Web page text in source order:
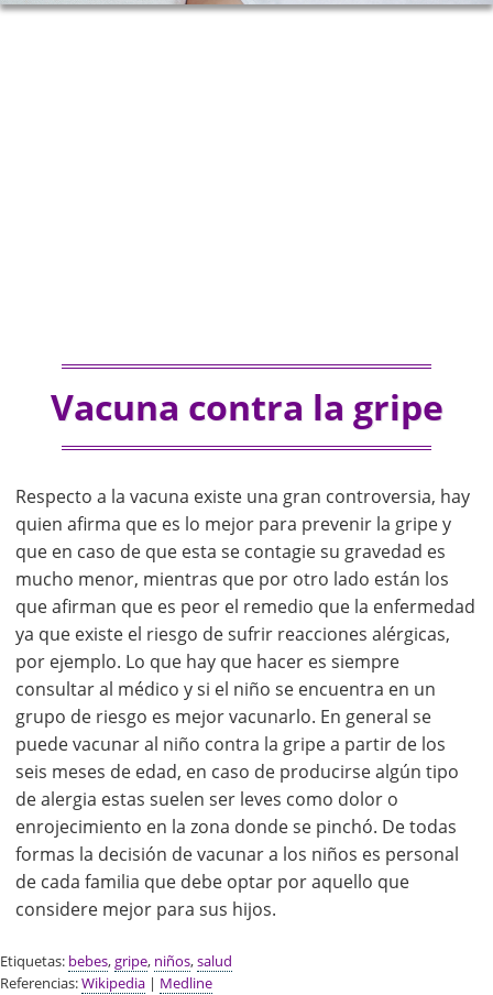
Vacuna contra la gripe
Respecto a la vacuna existe una gran controversia, hay
quien afirma que es lo mejor para prevenir la gripe y
que en caso de que esta se contagie su gravedad es
mucho menor, mientras que por otro lado están los
que afirman que es peor el remedio que la enfermedad
ya que existe el riesgo de sufrir reacciones alérgicas,
por ejemplo. Lo que hay que hacer es siempre
consultar al médico y si el niño se encuentra en un
grupo de riesgo es mejor vacunarlo. En general se
puede vacunar al niño contra la gripe a partir de los
seis meses de edad, en caso de producirse algún tipo
de alergia estas suelen ser leves como dolor o
enrojecimiento en la zona donde se pinchó. De todas
formas la decisión de vacunar a los niños es personal
de cada familia que debe optar por aquello que
considere mejor para sus hijos.
Etiquetas: bebes,gripe, niños,salud
Referencias:Wikipedia | Medline